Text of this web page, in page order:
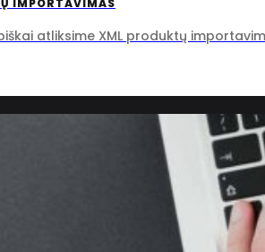
IMPORTAVIMAS
atliksime XML produktų